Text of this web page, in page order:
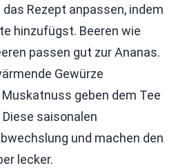
Rezept anpassen, indem
hinzufügst. Beeren wie
passen gut zur Ananas.
Gewürze
geben dem Tee
saisonalen
und machen den
lecker.